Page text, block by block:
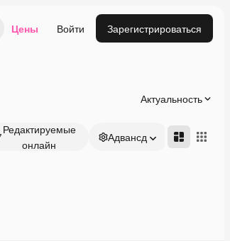
изображению
Цены Войти Зарегистрироваться
Актуальность
Редактируемые
онлайн
Адвансд